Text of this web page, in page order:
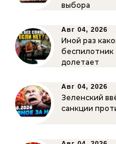
выбора
Авг 04, 2026
Иной раз
беспилотник
долетает
Авг 04, 2026
Зеленский
санкции